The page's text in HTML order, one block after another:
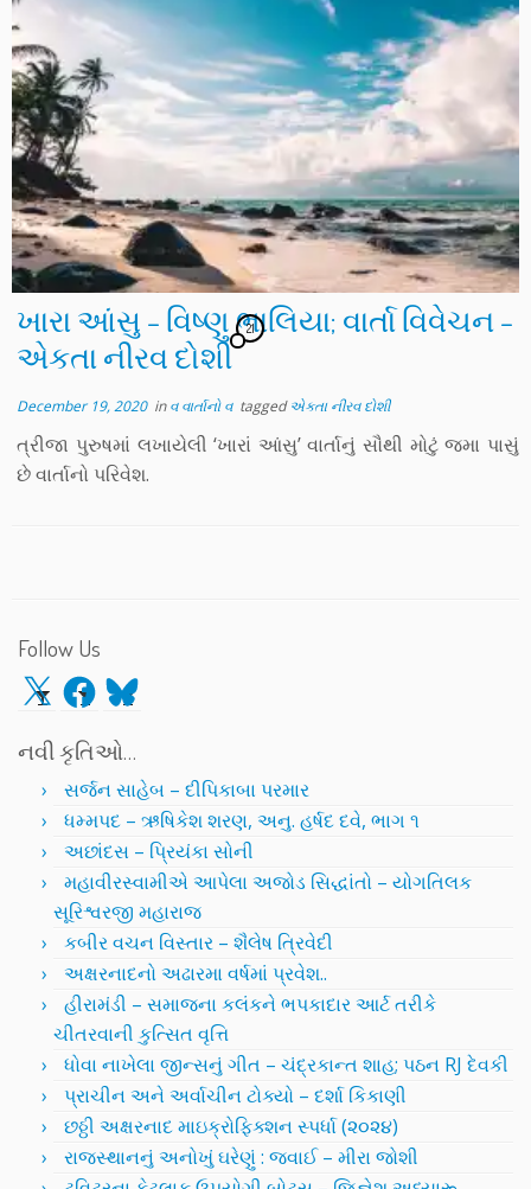
ખારા આંસુ – વિષ્ણુ ભાલિયા; વાર્તા વિવેચન –
એકતા નીરવ દોશી
21
December 19, 2020inવ વાર્તાનો વ taggedએકતા નીરવ દોશી
ત્રીજા પુરુષમાં લખાયેલી ‘ખારાં આંસુ’ વાર્તાનું સૌથી મોટું જમા પાસું
છે વાર્તાનો પરિવેશ.
Follow Us
X Facebook
Bluesky
નવી કૃતિઓ…
સર્જન સાહેબ – દીપિકાબા પરમાર
ધમ્મપદ – ઋષિકેશ શરણ, અનુ. હર્ષદ દવે, ભાગ ૧
અછાંદસ – પ્રિયંકા સોની
મહાવીરસ્વામીએ આપેલા અજોડ સિદ્ધાંતો – યોગતિલક
સૂરિશ્વરજી મહારાજ
કબીર વચન વિસ્તાર – શૈલેષ ત્રિવેદી
અક્ષરનાદનો અઢારમા વર્ષમાં પ્રવેશ..
હીરામંડી – સમાજના કલંકને ભપકાદાર આર્ટ તરીકે
ચીતરવાની કુત્સિત વૃત્તિ
ધોવા નાખેલા જીન્સનું ગીત – ચંદ્રકાન્ત શાહ; પઠન RJ દેવકી
પ્રાચીન અને અર્વાચીન ટોક્યો – દર્શા કિકાણી
છઠ્ઠી અક્ષરનાદ માઇક્રોફિક્શન સ્પર્ધા (૨૦૨૪)
રાજસ્થાનનું અનોખું ઘરેણું : જવાઈ – મીરા જોશી